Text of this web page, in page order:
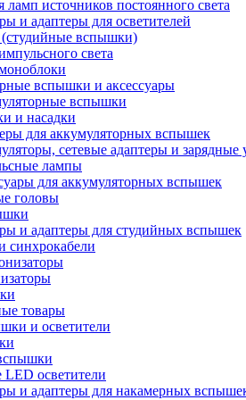
источников постоянного света
и адаптеры для осветителей
вспышки)
света
вспышки и аксессуары
вспышки
и насадки
для аккумуляторных вспышек
сетевые адаптеры и зарядные
лампы
для аккумуляторных вспышек
головы
и адаптеры для студийных вспышек
синхрокабели
товары
и осветители
осветители
и адаптеры для накамерных